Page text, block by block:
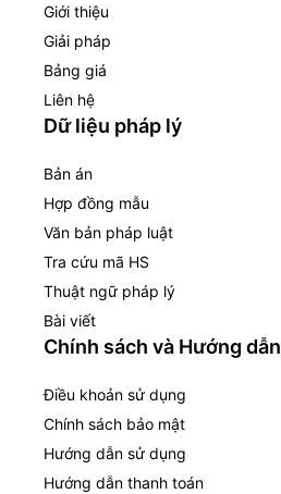
Giới thiệu
Giải pháp
Bảng giá
Liên hệ
Dữ liệu pháp lý
Bản án
Hợp đồng mẫu
Văn bản pháp luật
Tra cứu mã HS
Thuật ngữ pháp lý
Bài viết
Chính sách và Hướng dẫn
Điều khoản sử dụng
Chính sách bảo mật
Hướng dẫn sử dụng
Hướng dẫn thanh toán